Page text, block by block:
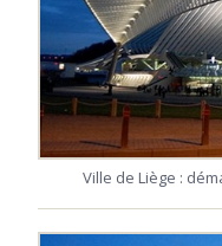
Ville de Liège :